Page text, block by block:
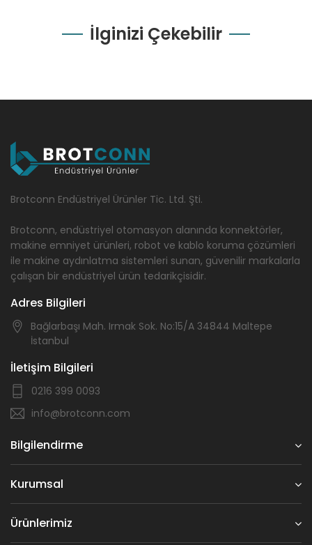
İlginizi Çekebilir
Brotconn Endüstriyel Ürünler Tic. Ltd. Şti.
Brotconn, endüstriyel otomasyon alanında konnektörler,
makine emniyet ürünleri, robot ve kablo koruma çözümleri
ile makine aydınlatma sistemleri sunan, güvenilir markalarla
çalışan bir endüstriyel ürün tedarikçisidir.
Adres Bilgileri
Bağlarbaşı Mah. Irmak Sok. No:15/A 34844 Maltepe
İstanbul
İletişim Bilgileri
0216 399 0093
info@brotconn.com
Bilgilendirme
Kurumsal
Ürünlerimiz